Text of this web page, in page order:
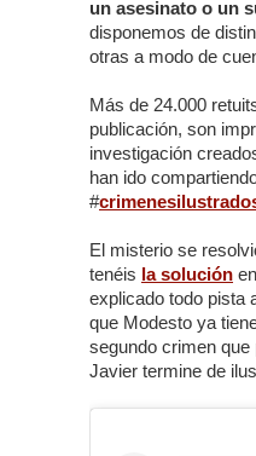
un asesinato o un
disponemos de
otras a modo de
Más de 24.000
publicación, son
investigación
han ido
#
El misterio se
tenéis la solución
explicado todo pista
que Modesto ya
segundo crimen
Javier termine de